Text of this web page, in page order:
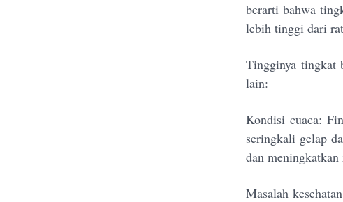
berarti bahwa
lebih tinggi dari
Tingginya tingkat
lain:
Kondisi cuaca:
seringkali gelap
dan
Masalah